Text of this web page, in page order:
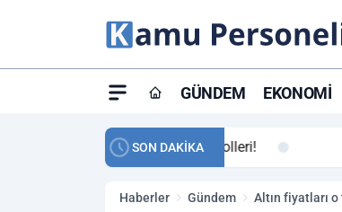
GÜNDEM EKONOMI
SON DAKİKA
maç özeti ve golleri! 23:59 Petrol
Haberler Gündem Altın fiyatları